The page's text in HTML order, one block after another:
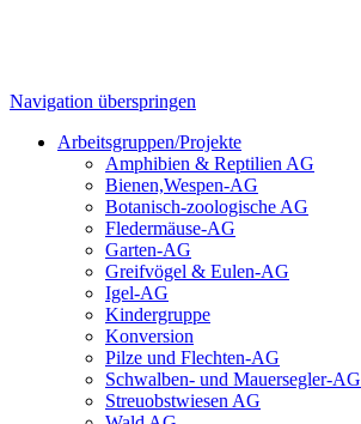
Navigation überspringen
Arbeitsgruppen/Projekte
Amphibien & Reptilien AG
Bienen,Wespen-AG
Botanisch-zoologische AG
Fledermäuse-AG
Garten-AG
Greifvögel & Eulen-AG
Igel-AG
Kindergruppe
Konversion
Pilze und Flechten-AG
Schwalben- und Mauersegler-AG
Streuobstwiesen AG